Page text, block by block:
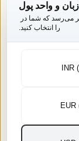
شامپی، یک
است.
نارگیلخشک
کنجد سیاه
می‌شود.
زبان و واحد پول
می‌رسد که شما در
را انتخاب کنید.
INR
EUR